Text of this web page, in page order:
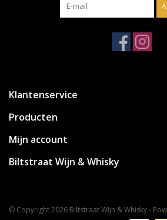
Klantenservice
Producten
Mijn account
Biltstraat Wijn & Whisky
© Copyright 2026 Biltstraat Wijn & Whisky -